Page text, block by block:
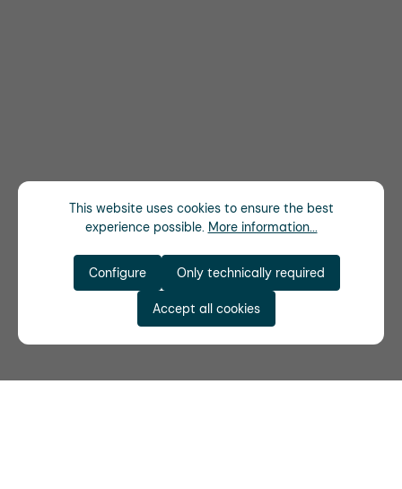
This website uses cookies to ensure the best
experience possible. More information...
Only technically required
Configure
Accept all cookies